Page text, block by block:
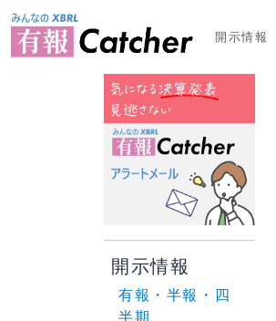
開示情報
開示情報
有報・半報・四
半期